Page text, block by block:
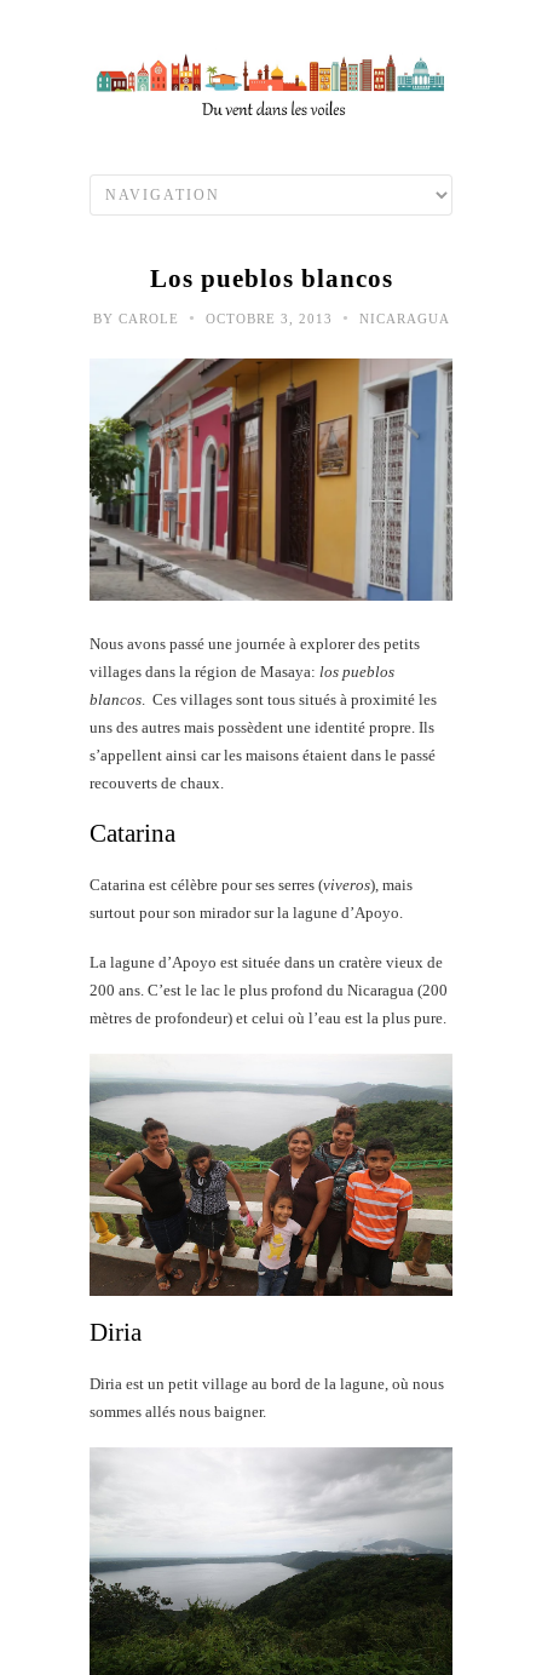
Los pueblos blancos
BY CAROLE • OCTOBRE 3, 2013 • NICARAGUA
Nous avons passé une journée à explorer des petits
villages dans la région de Masaya: los pueblos
blancos . Ces villages sont tous situés à proximité les
uns des autres mais possèdent une identité propre. Ils
s’appellent ainsi car les maisons étaient dans le passé
recouverts de chaux.
Catarina
Catarina est célèbre pour ses serres (viveros), mais
surtout pour son mirador sur la lagune d’Apoyo.
La lagune d’Apoyo est située dans un cratère vieux de
200 ans. C’est le lac le plus profond du Nicaragua (200
mètres de profondeur) et celui où l’eau est la plus pure.
Diria
Diria est un petit village au bord de la lagune, où nous
sommes allés nous baigner.